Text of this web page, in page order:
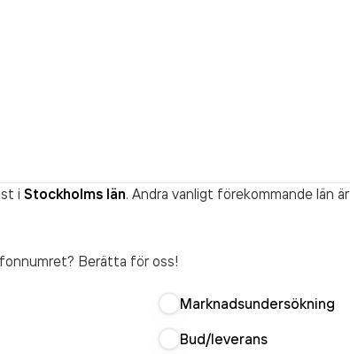
i Stockholms län. Andra vanligt förekommande län är
Berätta för oss!
Marknadsundersökning
Bud/leverans